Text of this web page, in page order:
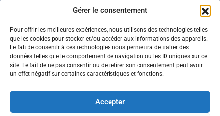
Gérer le consentement
Pour offrir les meilleures expériences, nous utilisons des technologies telles
que les cookies pour stocker et/ou accéder aux informations des appareils.
Le fait de consentir à ces technologies nous permettra de traiter des
données telles que le comportement de navigation ou les ID uniques sur ce
site. Le fait de ne pas consentir ou de retirer son consentement peut avoir
un effet négatif sur certaines caractéristiques et fonctions.
Accepter
BIONEO est agréé PL00053
BIONEO est adhérent à PROSANE